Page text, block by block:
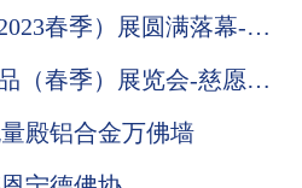
春季）展圆满落幕-慈
（春季）展览会-慈愿邀
殿铝合金万佛墙